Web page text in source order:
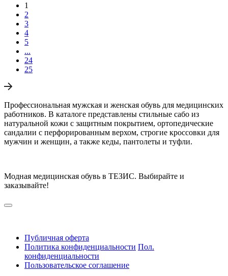
1
2
3
4
5
...
24
25
Профессиональная мужская и женская обувь для медицинских
работников. В каталоге представлены стильные сабо из
натуральной кожи с защитным покрытием, ортопедические
сандалии с перфорированным верхом, строгие кроссовки для
мужчин и женщин, а также кеды, пантолеты и туфли.
Модная медицинская обувь в ТЕЗИС. Выбирайте и
заказывайте!
Публичная оферта
Политика конфиденциальности Пол.
конфиденциальности
Пользовательское соглашение